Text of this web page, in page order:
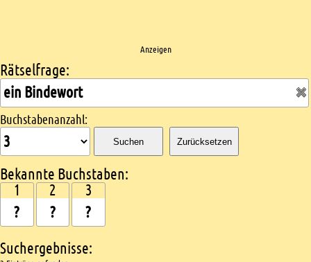
Anzeigen
Kreuzworträtsel suchen
Rätselfrage:
Buchstabenanzahl:
Suchen Zurücksetzen
Bekannte Buchstaben:
1 2 3
Suchergebnisse: